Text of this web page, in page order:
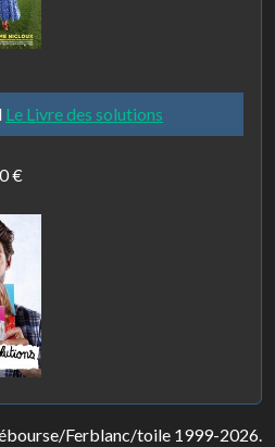
Le Livre des solutions
€
Ferblanc/toile 1999-2026.